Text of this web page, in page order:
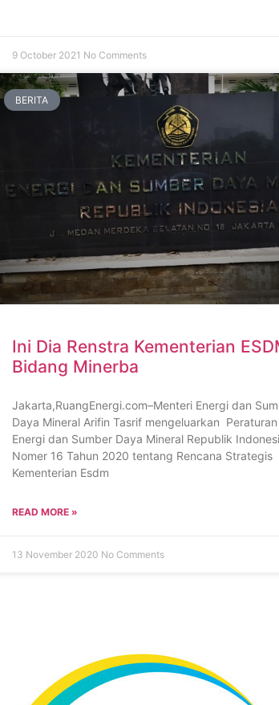
9 October 2021 No Comments
BERITA
Ini Dia Renstra Kementerian
Bidang Minerba
Jakarta,RuangEnergi.com–Menteri Energi dan
Daya Mineral Arifin Tasrif mengeluarkan
Energi dan Sumber Daya Mineral Republik
Nomer 16 Tahun 2020 tentang Rencana Strategis
Kementerian Esdm
READ MORE »
13 November 2020 No Comments